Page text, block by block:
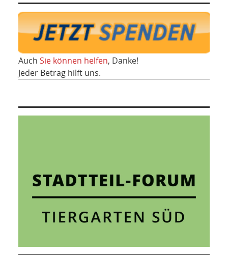
Auch Sie können helfen, Danke!
Jeder Betrag hilft uns.